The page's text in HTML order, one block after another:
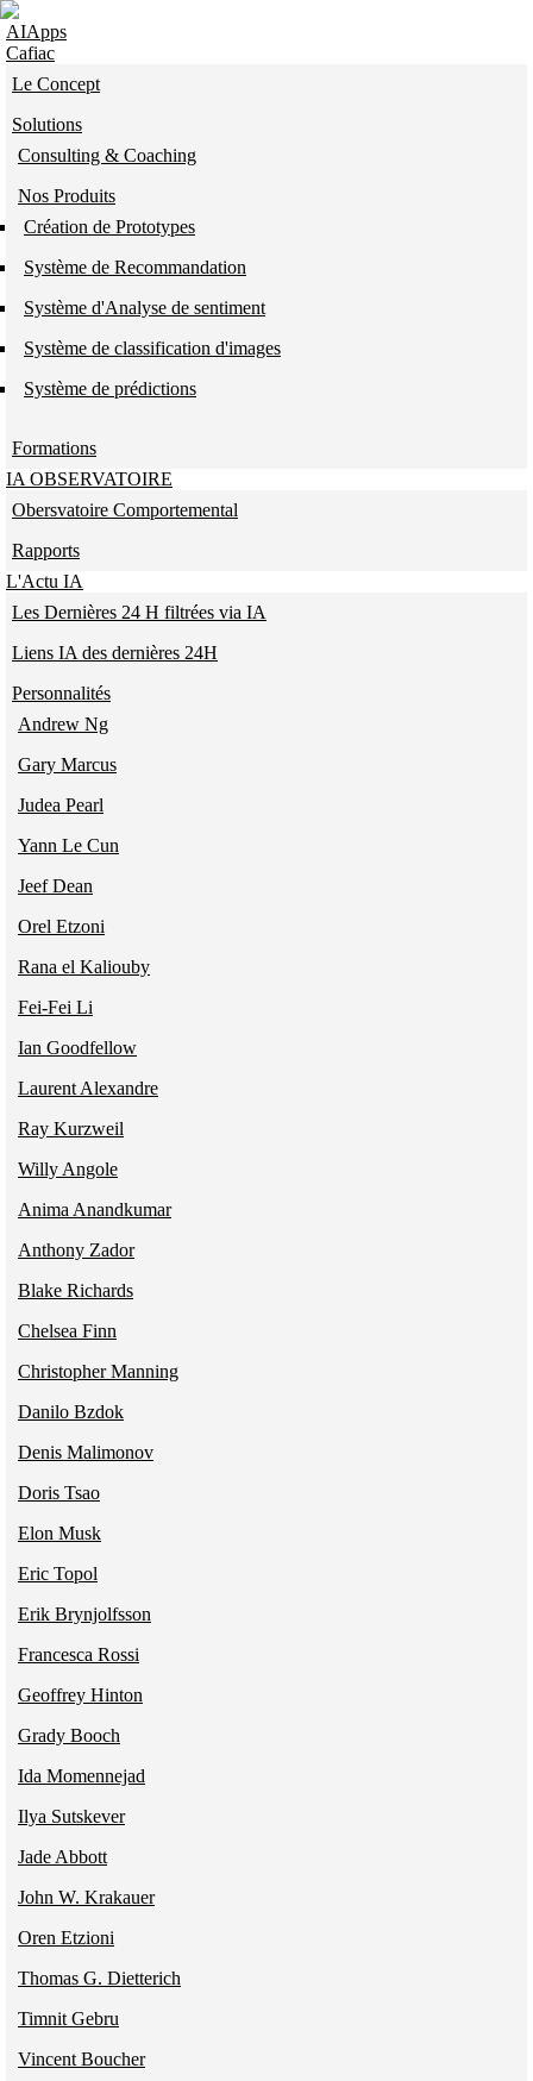
Skip to navigation
Aller au contenu principal
AIApps
Cafiac
Le Concept
Solutions
Consulting & Coaching
Nos Produits
Création de Prototypes
Système de Recommandation
Système d'Analyse de sentiment
Système de classification d'images
Système de prédictions
Formations
IA OBSERVATOIRE
Obersvatoire Comportemental
Rapports
L'Actu IA
Les Dernières 24 H filtrées via IA
Liens IA des dernières 24H
Personnalités
Andrew Ng
Gary Marcus
Judea Pearl
Yann Le Cun
Jeef Dean
Orel Etzoni
Rana el Kaliouby
Fei-Fei Li
Ian Goodfellow
Laurent Alexandre
Ray Kurzweil
Willy Angole
Anima Anandkumar
Anthony Zador
Blake Richards
Chelsea Finn
Christopher Manning
Danilo Bzdok
Denis Malimonov
Doris Tsao
Elon Musk
Eric Topol
Erik Brynjolfsson
Francesca Rossi
Geoffrey Hinton
Grady Booch
Ida Momennejad
Ilya Sutskever
Jade Abbott
John W. Krakauer
Oren Etzioni
Thomas G. Dietterich
Timnit Gebru
Vincent Boucher